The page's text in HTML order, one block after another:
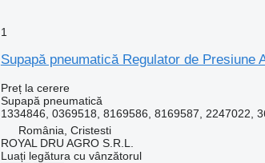
1
Supapă pneumatică Regulator de Presiune
Preț la cerere
Supapă pneumatică
1334846, 0369518, 8169586, 8169587, 2247022,
România, Cristesti
ROYAL DRU AGRO S.R.L.
Luați legătura cu vânzătorul